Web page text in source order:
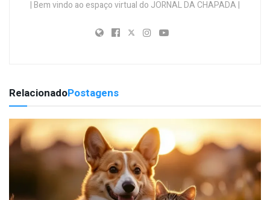
| Bem vindo ao espaço virtual do JORNAL DA CHAPADA |
RelacionadoPostagens